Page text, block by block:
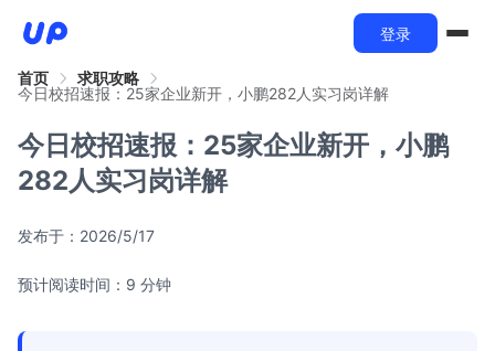
登录
首页
求职攻略
今日校招速报：25家企业新开，小鹏282人实习岗详解
今日校招速报：25家企业新开，小鹏
282人实习岗详解
发布于： 2026/5/17
预计阅读时间：9 分钟